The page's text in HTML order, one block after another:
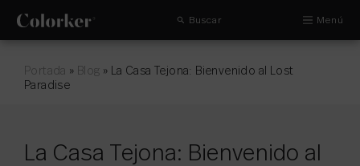
Buscar Menú
Portada » Blog » La Casa Tejona: Bienvenido al Lost
Paradise
La Casa Tejona: Bienvenido al